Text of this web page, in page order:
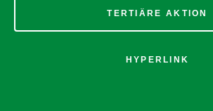
TERTIÄRE AKTION
HYPERLINK